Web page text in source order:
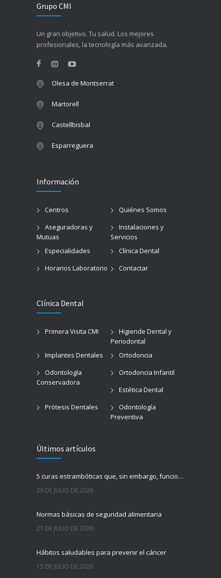
Grupo CMI
Un gran objetivo. Tu salud. Los mejores
profesionales, la tecnología más avanzada.
Olesa de Montserrat
Martorell
Castellbisbal
Esparreguera
Información
Centros
Quiénes Somos
Aseguradoras y
Mutuas
Instalaciones y
Servicios
Especialidades
Clínica Dental
Horarios Laboratorio
Contactar
Clínica Dental
Primera Visita CMI
Higiende Dental y
Periodontal
Implantes Dentales
Ortodoncia
Odontología
Conservadora
Ortodoncia Infantil
Estética Dental
Prótesis Dentales
Odontología
Preventiva
Últimos artículos
5 curas estrambóticas que, sin embargo, funcionan
29 DE JULIO DE 2026
Normas básicas de seguridad alimentaria
21 DE JULIO DE 2026
Hábitos saludables para prevenir el cáncer
15 DE JULIO DE 2026